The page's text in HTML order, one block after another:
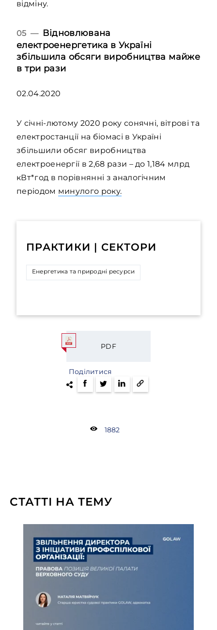
відміну.
05 — Відновлювана
електроенергетика в Україні
збільшила обсяги виробництва майже
в три рази
02.04.2020
У січні-лютому 2020 року сонячні, вітрові та
електростанції на біомасі в Україні
збільшили обсяг виробництва
електроенергії в 2,68 рази – до 1,184 млрд
кВт*год в порівнянні з аналогічним
періодом минулого року.
ПРАКТИКИ | СЕКТОРИ
Енергетика та природні ресурси
PDF
Поділитися
1882
СТАТТІ НА ТЕМУ